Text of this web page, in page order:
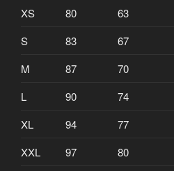
XS
80 63
S
83 67
M
87 70
L
90 74
XL
94 77
XXL
97 80